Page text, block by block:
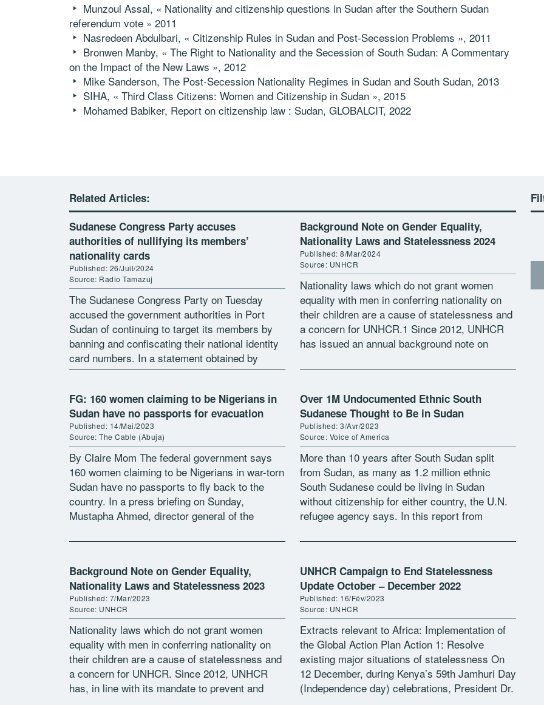
Munzoul Assal, « Nationality and citizenship questions in Sudan after the Southern Sudan
referendum vote » 2011
Nasredeen Abdulbari, « Citizenship Rules in Sudan and Post-Secession Problems », 2011
Bronwen Manby, « The Right to Nationality and the Secession of South Sudan: A Commentary
on the Impact of the New Laws », 2012
Mike Sanderson, The Post-Secession Nationality Regimes in Sudan and South Sudan, 2013
SIHA, « Third Class Citizens: Women and Citizenship in Sudan », 2015
Mohamed Babiker, Report on citizenship law : Sudan, GLOBALCIT, 2022
Related Articles:
Sudanese Congress Party accuses
authorities of nullifying its members’
nationality cards
Published: 26/Juil/2024
Source: Radio Tamazuj
The Sudanese Congress Party on Tuesday
accused the government authorities in Port
Sudan of continuing to target its members by
banning and confiscating their national identity
card numbers. In a statement obtained by
Radio Tamazuj, the party said that the […]
Background Note on Gender Equality,
Nationality Laws and Statelessness 2024
Published: 8/Mar/2024
Source: UNHCR
Nationality laws which do not grant women
equality with men in conferring nationality on
their children are a cause of statelessness and
a concern for UNHCR.1 Since 2012, UNHCR
has issued an annual background note on
FG: 160 women claiming to be Nigerians in
Sudan have no passports for evacuation
Published: 14/Mai/2023
Source: The Cable (Abuja)
By Claire Mom The federal government says
160 women claiming to be Nigerians in war-torn
Sudan have no passports to fly back to the
country. In a press briefing on Sunday,
Mustapha Ahmed, director general of the
Over 1M Undocumented Ethnic South
Sudanese Thought to Be in Sudan
Published: 3/Avr/2023
Source: Voice of America
More than 10 years after South Sudan split
from Sudan, as many as 1.2 million ethnic
South Sudanese could be living in Sudan
without citizenship for either country, the U.N.
refugee agency says. In this report from
Background Note on Gender Equality,
Nationality Laws and Statelessness 2023
Published: 7/Mar/2023
Source: UNHCR
Nationality laws which do not grant women
equality with men in conferring nationality on
their children are a cause of statelessness and
a concern for UNHCR. Since 2012, UNHCR
has, in line with its mandate to prevent and
UNHCR Campaign to End Statelessness
Update October – December 2022
Published: 16/Fév/2023
Source: UNHCR
Extracts relevant to Africa: Implementation of
the Global Action Plan Action 1: Resolve
existing major situations of statelessness On
12 December, during Kenya’s 59th Jamhuri Day
(Independence day) celebrations, President Dr.